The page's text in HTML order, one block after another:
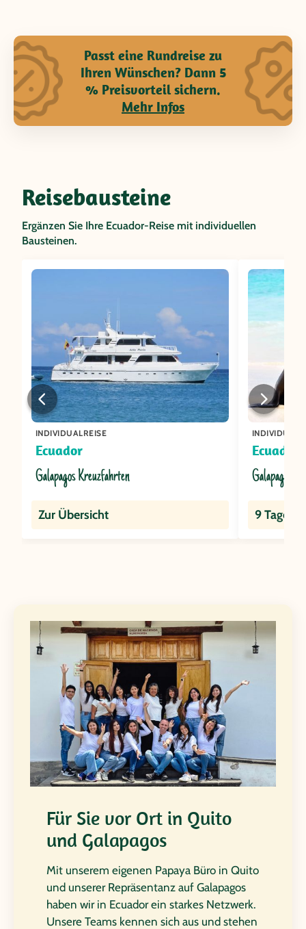
Passt eine Rundreise zu
Ihren Wünschen? Dann 5
% Preisvorteil sichern.
Mehr Infos
Reisebausteine
Ergänzen Sie Ihre Ecuador-Reise mit individuellen
Bausteinen.
INDIVIDUALREISE
Ecuador
Galapagos Kreuzfahrten
Zur Übersicht
Galapagos
9 Tage
Für Sie vor Ort in Quito
und Galapagos
Mit unserem eigenen Papaya Büro in Quito
und unserer Repräsentanz auf Galapagos
haben wir in Ecuador ein starkes Netzwerk.
Unsere Teams kennen sich aus und stehen